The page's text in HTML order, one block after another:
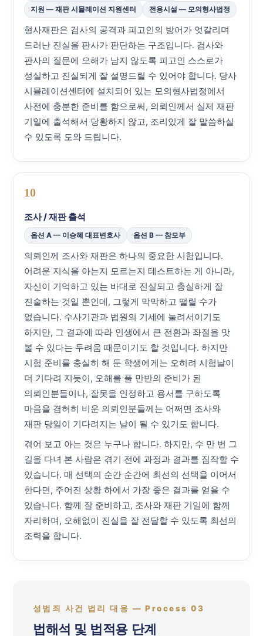
지원 — 재판 시뮬레이션 지원센터
전용시설 — 모의형사법정
형사재판은 검사의 공격과 피고인의 방어가 엇갈리며
드러난 진실을 판사가 판단하는 구조입니다. 검사와
판사의 질문에 오해가 남지 않도록 피고인 스스로가
성실하고 진실되게 잘 설명드릴 수 있어야 합니다. 당사
시뮬레이션센터에 설치되어 있는 모의형사법정에서
사전에 충분한 준비를 함으로써, 의뢰인께서 실제 재판
기일에 출석해서 당황하지 않고, 조리있게 잘 말씀하실
수 있도록 도와 드립니다.
10
조사 / 재판 출석
옵션 A — 이승혜 대표변호사 옵션 B — 참모부
의뢰인께 조사와 재판은 하나의 중요한 시험입니다.
어려운 지식을 아는지 모르는지 테스트하는 게 아니라,
자신이 기억하고 있는 바대로 진실되고 충실하게 잘
진술하는 것일 뿐인데, 그렇게 막막하고 떨릴 수가
없습니다. 수사기관과 법원의 기세에 눌려서이기도
하지만, 그 결과에 따라 인생에서 큰 전환과 좌절을 맛
볼 수 있다는 두려움 때문이기도 할 것입니다. 하지만
시험 준비를 충실히 해 둔 학생에게는 오히려 시험날이
더 기다려 지듯이, 오해를 풀 만반의 준비가 된
의뢰인분들이나, 잘못을 인정하고 용서를 구하도록
마음을 겸허히 비운 의뢰인분들께는 어쩌면 조사와
재판 당일이 기다려지는 날이 될 수 있기도 합니다.
겪어 보고 아는 것은 누구나 합니다. 하지만, 수 만 번 그
길을 다녀 본 사람은 겪기 전에 과정과 결과를 짐작할 수
있습니다. 매 선택의 순간 순간에 최선의 선택을 이어서
한다면, 주어진 상황 하에서 가장 좋은 결과를 얻을 수
있습니다. 함께 잘 준비하고, 조사와 재판 기일에 함께
자리하며, 오해없이 진실을 잘 전달할 수 있도록 최선의
조력을 합니다.
성범죄 사건 법리 대응 — Process 03
법해석 및 법적용 단계